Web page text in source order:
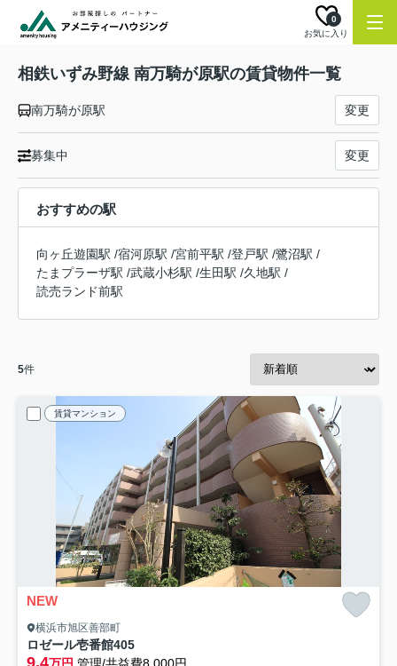
お気に入り
0
相鉄いずみ野線 南万騎が原駅の賃貸物件一覧
南万騎が原駅 変更
募集中 変更
おすすめの駅
向ヶ丘遊園駅 /宿河原駅 /宮前平駅 /登戸駅 /鷺沼駅 /
たまプラーザ駅 /武蔵小杉駅 /生田駅 /久地駅 /
読売ランド前駅
5件
賃貸マンション
NEW
横浜市旭区善部町
ロゼール壱番館405